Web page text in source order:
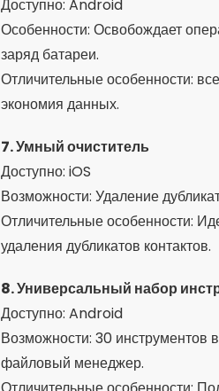
9. Clean Master Lite
Доступно: Android
Особенности: Быстрая очистка,
Отличительные особенности:
телефонов с небольшим
10. СД горничная
Доступно: Android
Особенности: Очищает
Отличительные особенности:
Интересные
График уборки:Настройте
Умные оповещения: